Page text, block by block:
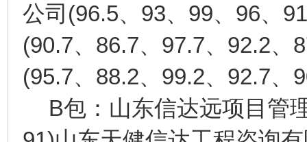
公司 (96.5、 93、 99、 96、
(90.7、 86.7、 97.7、 92.2、
(95.7、 88.2、 99.2、 92.7、
B包：山东信达远项目管